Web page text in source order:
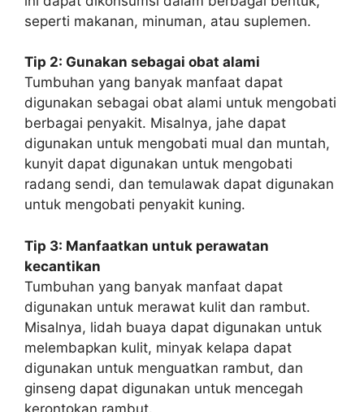
seperti makanan, minuman, atau suplemen.
Tip 2: Gunakan sebagai obat alami
Tumbuhan yang banyak manfaat dapat
digunakan sebagai obat alami untuk mengobati
berbagai penyakit. Misalnya, jahe dapat
digunakan untuk mengobati mual dan muntah,
kunyit dapat digunakan untuk mengobati
radang sendi, dan temulawak dapat digunakan
untuk mengobati penyakit kuning.
Tip 3: Manfaatkan untuk perawatan
kecantikan
Tumbuhan yang banyak manfaat dapat
digunakan untuk merawat kulit dan rambut.
Misalnya, lidah buaya dapat digunakan untuk
melembapkan kulit, minyak kelapa dapat
digunakan untuk menguatkan rambut, dan
ginseng dapat digunakan untuk mencegah
kerontokan rambut.